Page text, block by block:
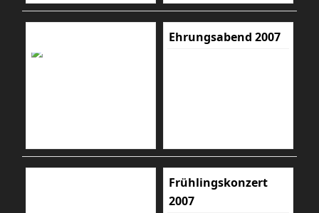
Ehrungsabend 2007
Frühlingskonzert
2007